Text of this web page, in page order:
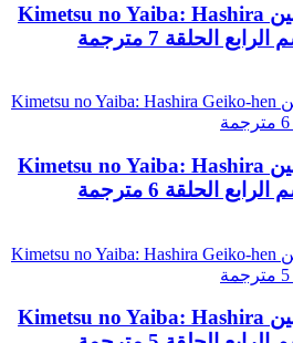
انمي قاتل الشياطين Kimetsu no Yaiba: Hashira
انمي قاتل الشياطين Kimetsu no Yaiba: Hashira
انمي قاتل الشياطين Kimetsu no Yaiba: Hashira